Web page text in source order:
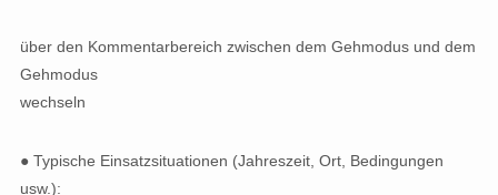
über den Kommentarbereich zwischen dem Gehmodus und dem
Gehmodus
wechseln
● Typische Einsatzsituationen (Jahreszeit, Ort, Bedingungen
usw.):